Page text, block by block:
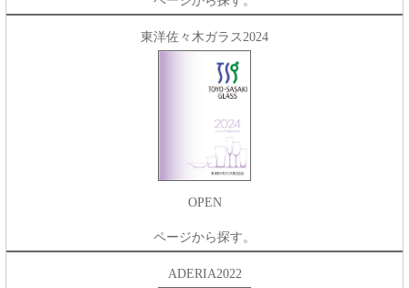
東洋佐々木ガラス2024
OPEN
ページから探す。
ADERIA2022